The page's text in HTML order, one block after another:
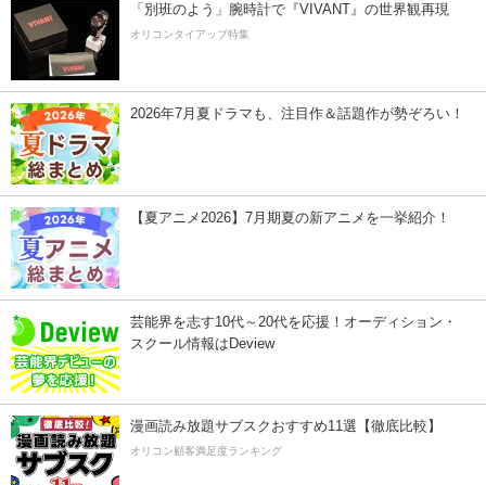
「別班のよう」腕時計で『VIVANT』の世界観再現
オリコンタイアップ特集
2026年7月夏ドラマも、注目作＆話題作が勢ぞろい！
【夏アニメ2026】7月期夏の新アニメを一挙紹介！
芸能界を志す10代～20代を応援！オーディション・
スクール情報はDeview
漫画読み放題サブスクおすすめ11選【徹底比較】
オリコン顧客満足度ランキング